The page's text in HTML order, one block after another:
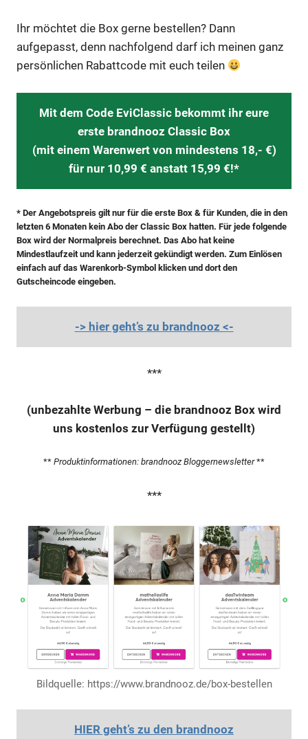
Ihr möchtet die Box gerne bestellen? Dann
aufgepasst, denn nachfolgend darf ich meinen ganz
persönlichen Rabattcode mit euch teilen
Mit dem Code EviClassic bekommt ihr eure
erste brandnooz Classic Box
(mit einem Warenwert von mindestens 18,- €)
für nur 10,99 € anstatt 15,99 €!*
* Der Angebotspreis gilt nur für die erste Box & für Kunden, die in den
letzten 6 Monaten kein Abo der Classic Box hatten. Für jede folgende
Box wird der Normalpreis berechnet. Das Abo hat keine
Mindestlaufzeit und kann jederzeit gekündigt werden. Zum Einlösen
einfach auf das Warenkorb-Symbol klicken und dort den
Gutscheincode eingeben.
-> hier geht’s zu brandnooz <-
***
(unbezahlte Werbung – die brandnooz Box wird
uns kostenlos zur Verfügung gestellt)
** Produktinformationen: brandnooz Bloggernewsletter**
***
Bildquelle: https://www.brandnooz.de/box-bestellen
HIER geht’s zu den brandnooz